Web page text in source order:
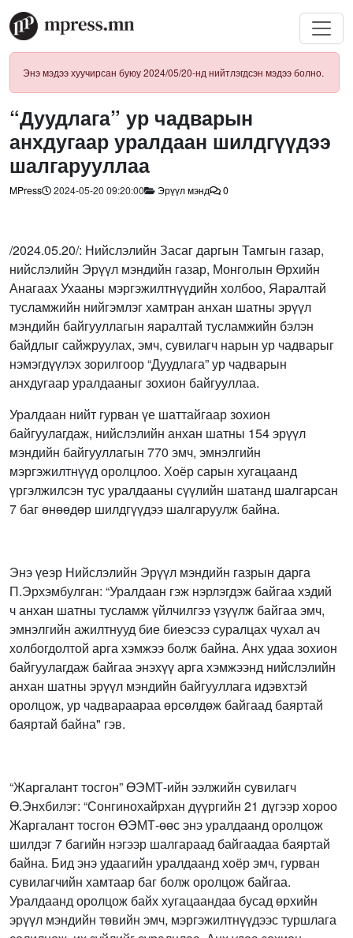
Энэ мэдээ хуучирсан буюу 2024/05/20-нд нийтлэгдсэн мэдээ болно.
“Дуудлага” ур чадварын
анхдугаар уралдаан шилдгүүдээ
шалгарууллаа
MPress 2024-05-20 09:20:00 Эрүүл мэнд 0
/2024.05.20/: Нийслэлийн Засаг даргын Тамгын газар,
нийслэлийн Эрүүл мэндийн газар, Монголын Өрхийн
Анагаах Ухааны мэргэжилтнүүдийн холбоо, Яаралтай
тусламжийн нийгэмлэг хамтран анхан шатны эрүүл
мэндийн байгууллагын яаралтай тусламжийн бэлэн
байдлыг сайжруулах, эмч, сувилагч нарын ур чадварыг
нэмэгдүүлэх зорилгоор “Дуудлага” ур чадварын
анхдугаар уралдааныг зохион байгууллаа.
Уралдаан нийт гурван үе шаттайгаар зохион
байгуулагдаж, нийслэлийн анхан шатны 154 эрүүл
мэндийн байгууллагын 770 эмч, эмнэлгийн
мэргэжилтнүүд оролцлоо. Хоёр сарын хугацаанд
үргэлжилсэн тус уралдааны сүүлийн шатанд шалгарсан
7 баг өнөөдөр шилдгүүдээ шалгаруулж байна.
Энэ үеэр Нийслэлийн Эрүүл мэндийн газрын дарга
П.Эрхэмбулган: “Уралдаан гэж нэрлэгдэж байгаа хэдий
ч анхан шатны тусламж үйлчилгээ үзүүлж байгаа эмч,
эмнэлгийн ажилтнууд бие биеэсээ суралцах чухал ач
холбогдолтой арга хэмжээ болж байна. Анх удаа зохион
байгуулагдаж байгаа энэхүү арга хэмжээнд нийслэлийн
анхан шатны эрүүл мэндийн байгууллага идэвхтэй
оролцож, ур чадвараараа өрсөлдөж байгаад баяртай
баяртай байна" гэв.
“Жаргалант тосгон” ӨЭМТ-ийн ээлжийн сувилагч
Ө.Энхбилэг: “Сонгинохайрхан дүүргийн 21 дүгээр хороо
Жаргалант тосгон ӨЭМТ-өөс энэ уралдаанд оролцож
шилдэг 7 багийн нэгээр шалгараад байгаадаа баяртай
байна. Бид энэ удаагийн уралдаанд хоёр эмч, гурван
сувилагчийн хамтаар баг болж оролцож байгаа.
Уралдаанд оролцож байх хугацаандаа бусад өрхийн
эрүүл мэндийн төвийн эмч, мэргэжилтнүүдээс туршлага